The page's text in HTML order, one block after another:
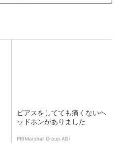
ピアスをしてても痛くないヘ
ッドホンがありました
PR(Marshall Group AB)